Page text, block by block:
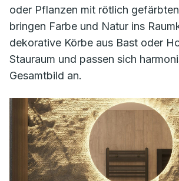
oder Pflanzen mit rötlich
bringen Farbe und Natur ins
dekorative Körbe aus Bast oder
Stauraum und passen sich
Gesamtbild an.